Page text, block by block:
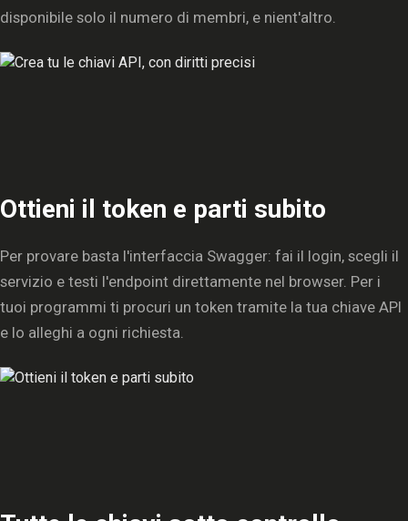
disponibile solo il numero di membri, e nient'altro.
Ottieni il token e parti subito
Per provare basta l'interfaccia Swagger: fai il login, scegli il
servizio e testi l'endpoint direttamente nel browser. Per i
tuoi programmi ti procuri un token tramite la tua chiave API
e lo alleghi a ogni richiesta.